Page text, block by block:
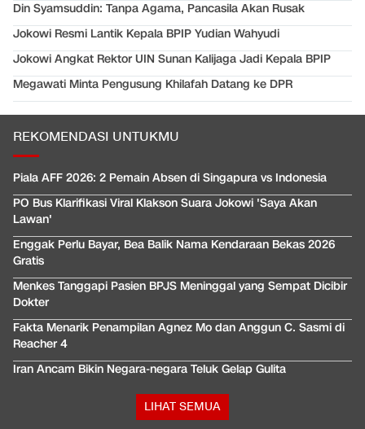
Din Syamsuddin: Tanpa Agama, Pancasila Akan Rusak
Jokowi Resmi Lantik Kepala BPIP Yudian Wahyudi
Jokowi Angkat Rektor UIN Sunan Kalijaga Jadi Kepala BPIP
Megawati Minta Pengusung Khilafah Datang ke DPR
REKOMENDASI UNTUKMU
Piala AFF 2026: 2 Pemain Absen di Singapura vs Indonesia
PO Bus Klarifikasi Viral Klakson Suara Jokowi 'Saya Akan
Lawan'
Enggak Perlu Bayar, Bea Balik Nama Kendaraan Bekas 2026
Gratis
Menkes Tanggapi Pasien BPJS Meninggal yang Sempat Dicibir
Dokter
Fakta Menarik Penampilan Agnez Mo dan Anggun C. Sasmi di
Reacher 4
Iran Ancam Bikin Negara-negara Teluk Gelap Gulita
LIHAT SEMUA